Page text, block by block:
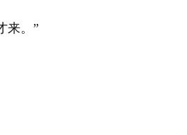
来。”